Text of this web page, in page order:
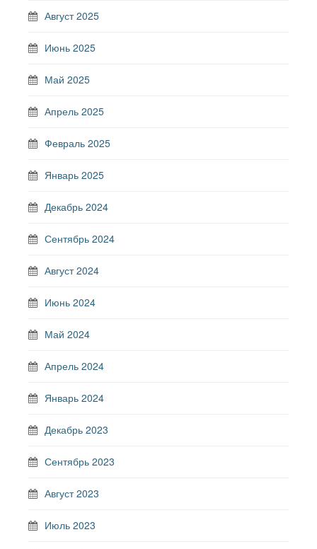
Август 2025
Июнь 2025
Май 2025
Апрель 2025
Февраль 2025
Январь 2025
Декабрь 2024
Сентябрь 2024
Август 2024
Июнь 2024
Май 2024
Апрель 2024
Январь 2024
Декабрь 2023
Сентябрь 2023
Август 2023
Июль 2023